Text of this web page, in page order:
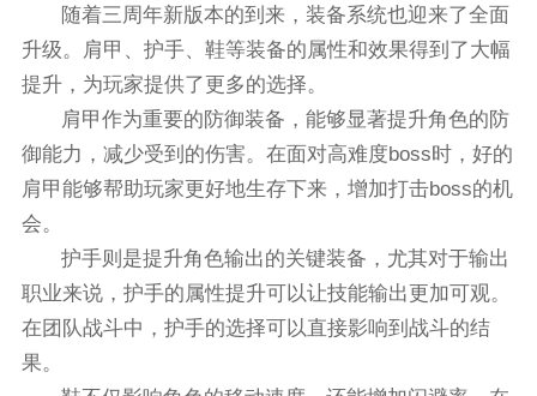
随着三周年新版本的到来，装备系统也迎来了全面
升级。肩甲、护手、鞋等装备的属性和效果得到了大幅
提升，为玩家提供了更多的选择。
肩甲作为重要的防御装备，能够显著提升角色的防
御能力，减少受到的伤害。在面对高难度boss时，好的
肩甲能够帮助玩家更好地生存下来，增加打击boss的机
会。
护手则是提升角色输出的关键装备，尤其对于输出
职业来说，护手的属性提升可以让技能输出更加可观。
在团队战斗中，护手的选择可以直接影响到战斗的结
果。